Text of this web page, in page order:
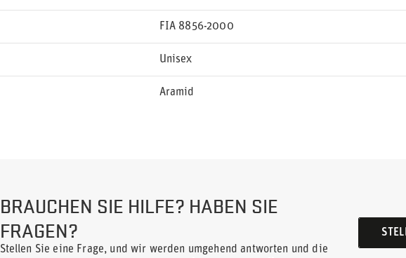
FIA 8856-2000
Unisex
Aramid
BRAUCHEN SIE HILFE? HABEN SIE
FRAGEN?
Stellen Sie eine Frage, und wir werden umgehend antworten und die